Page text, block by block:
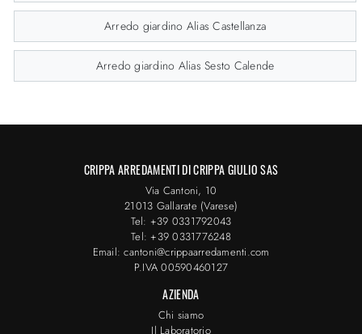
Arredo giardino Alias Castellanza
Arredo giardino Alias Sesto Calende
CRIPPA ARREDAMENTI DI CRIPPA GIULIO SAS
Via Cantoni, 10
21013 Gallarate (Varese)
Tel: +39 0331792043
Tel: +39 0331776248
Email: cantoni@crippaarredamenti.com
P.IVA 00590460127
AZIENDA
Chi siamo
Il Laboratorio